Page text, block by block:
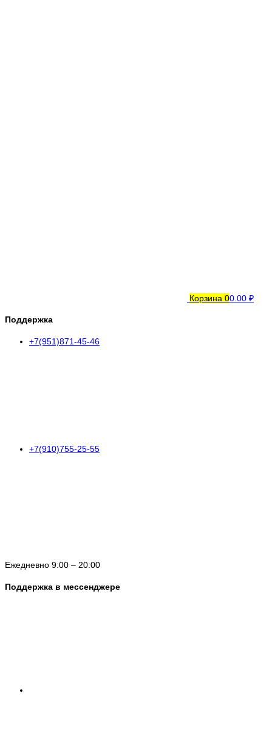
Корзина 00.00 ₽
Поддержка
+7(951)871-45-46
+7(910)755-25-55
Ежедневно 9:00 – 20:00
Поддержка в мессенджере